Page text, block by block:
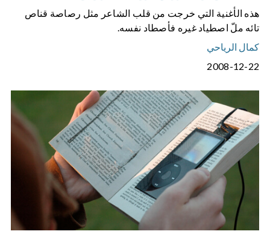
هذه الأغنية التي خرجت من قلب الشاعر مثل رصاصة قناص
تائه ملّ اصطياد غيره فأصطاد نفسه.
كمال الرياحي
2008-12-22